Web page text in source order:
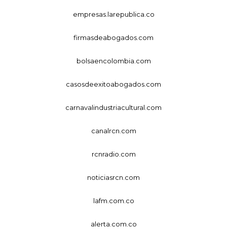
empresas.larepublica.co
firmasdeabogados.com
bolsaencolombia.com
casosdeexitoabogados.com
carnavalindustriacultural.com
canalrcn.com
rcnradio.com
noticiasrcn.com
lafm.com.co
alerta.com.co